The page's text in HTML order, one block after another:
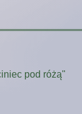
pod różą"